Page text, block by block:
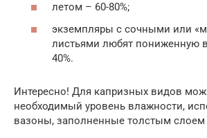
летом – 60-80%;
экземпляры с сочными или
листьями любят пониженную
40%.
Интересно! Для капризных видов
необходимый уровень влажности,
вазоны, заполненные толстым слоем